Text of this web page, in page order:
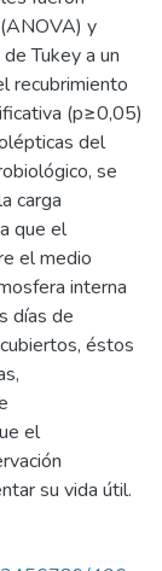
y
Tukey a un
recubrimiento
(p≥0,05)
del
se
carga
que el
el medio
interna
días de
éstos
el
su vida útil.